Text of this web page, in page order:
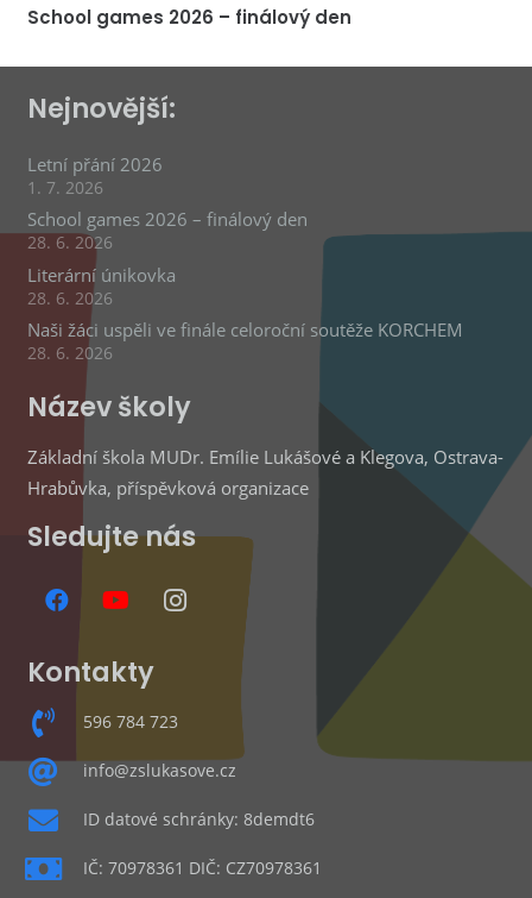
School games 2026 – finálový den
Nejnovější:
Letní přání 2026
1. 7. 2026
School games 2026 – finálový den
28. 6. 2026
Literární únikovka
28. 6. 2026
Naši žáci uspěli ve finále celoroční soutěže KORCHEM
28. 6. 2026
Název školy
Základní škola MUDr. Emílie Lukášové a Klegova, Ostrava-
Hrabůvka, příspěvková organizace
Sledujte nás
Kontakty
596 784 723
info@zslukasove.cz
ID datové schránky: 8demdt6
IČ: 70978361 DIČ: CZ70978361